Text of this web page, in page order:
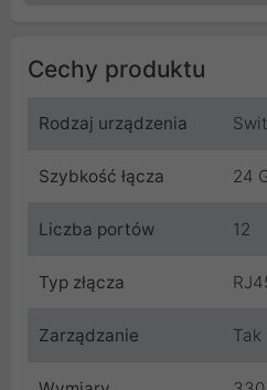
Cechy produktu
Rodzaj urządzenia
Szybkość łącza 24
Liczba portów 12
Typ złącza
Zarządzanie Tak